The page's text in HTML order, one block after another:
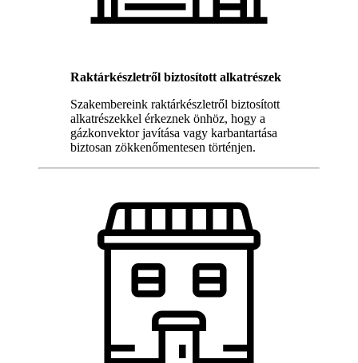
Raktárkészletről biztosított alkatrészek
Szakembereink raktárkészletről biztosított
alkatrészekkel érkeznek önhöz, hogy a
gázkonvektor javítása vagy karbantartása
biztosan zökkenőmentesen történjen.